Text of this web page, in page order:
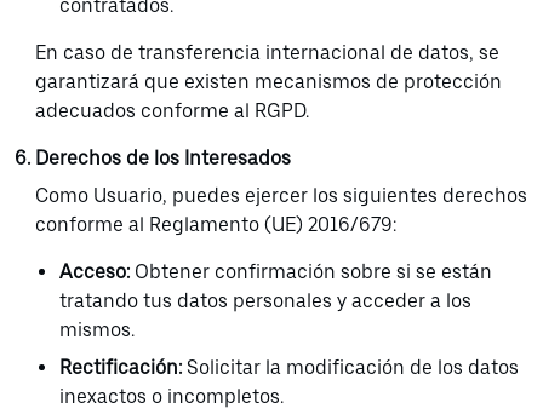
contratados.
En caso de transferencia internacional de datos, se
garantizará que existen mecanismos de protección
adecuados conforme al RGPD.
Derechos de los Interesados
Como Usuario, puedes ejercer los siguientes derechos
conforme al Reglamento (UE) 2016/679:
Acceso:Obtener confirmación sobre si se están
tratando tus datos personales y acceder a los
mismos.
Rectificación:Solicitar la modificación de los datos
inexactos o incompletos.